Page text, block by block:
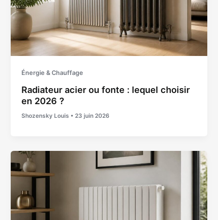
Énergie & Chauffage
Radiateur acier ou fonte : lequel choisir
en 2026 ?
Shozensky Louis •23 juin 2026